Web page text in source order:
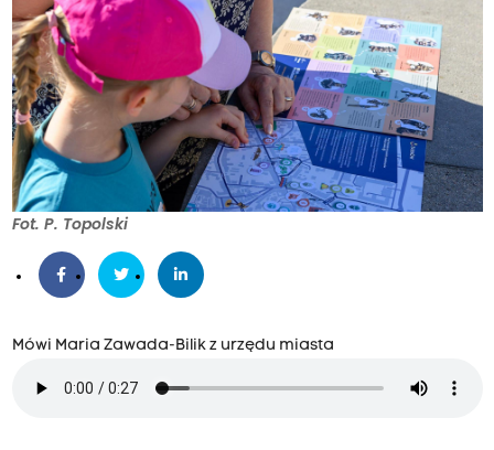
Fot. P. Topolski
Mówi Maria Zawada-Bilik z urzędu miasta